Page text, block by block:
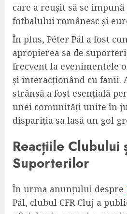
care a reușit să se impună
fotbalului românesc și
În plus, Péter Pál a fost
apropierea sa de
frecvent la evenimentele
și interacționând cu fanii.
strânsă a fost esențială
unei comunități unite în
dispariția sa lasă un gol
Reacțiile Clubului
Suporterilor
În urma anunțului despre
Pál, clubul CFR Cluj a